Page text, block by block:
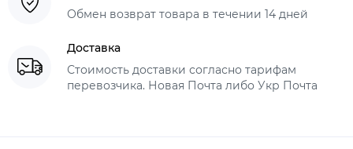
Обмен возврат товара в течении 14 дней
Доставка
Стоимость доставки согласно тарифам
перевозчика. Новая Почта либо Укр Почта